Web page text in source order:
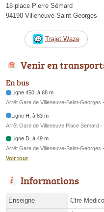
18 place Pierre Sémard
94190 Villeneuve-Saint-Georges
Trajet Waze
Venir en
En bus
Ligne 450, à 68 m
Arrêt Gare de Villeneuve-Saint-Georges
Ligne H, à 83 m
Arrêt Gare de Villeneuve Place Semard
Ligne D, à 49 m
Arrêt Gare de Villeneuve-Saint-Georges
Voir tout
Informations
Enseigne Ctre